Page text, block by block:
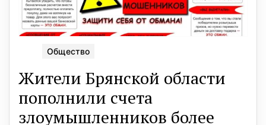
Общество
Жители Брянской области
пополнили счета
злоумышленников более